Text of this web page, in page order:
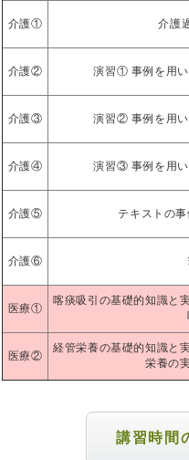
介護① 介護
介護② 演習① 事例を用い
介護③ 演習② 事例を用い
介護④ 演習③ 事例を用い
介護⑤ テキストの
介護⑥
医療①
喀痰吸引の基礎的知識と
医療②
経管栄養の基礎的知識と
栄養の
講習時間